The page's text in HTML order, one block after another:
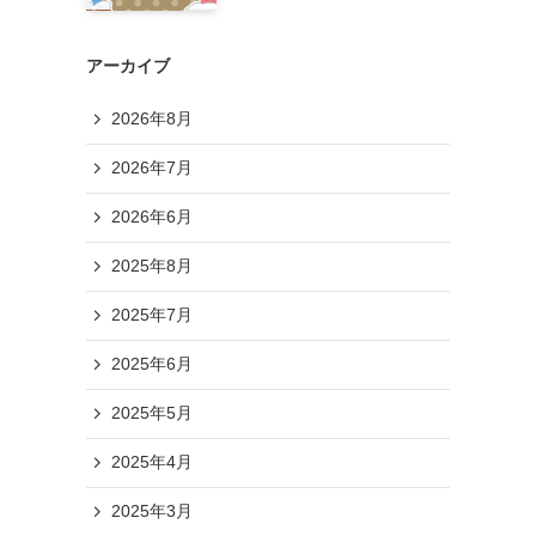
アーカイブ
2026年8月
2026年7月
2026年6月
2025年8月
2025年7月
2025年6月
2025年5月
2025年4月
2025年3月